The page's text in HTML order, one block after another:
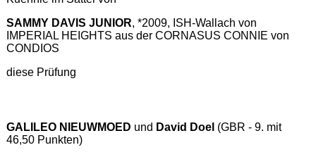
SAMMY DAVIS JUNIOR, *2009, ISH-Wallach von
IMPERIAL HEIGHTS aus der CORNASUS CONNIE von
CONDIOS
diese Prüfung
GALILEO NIEUWMOED und David Doel (GBR - 9. mit
46,50 Punkten)